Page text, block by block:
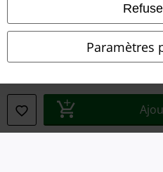
Paramètres
Clauses de confidentialité
Déclaration de Conformité
Informations sur l'accessibilité